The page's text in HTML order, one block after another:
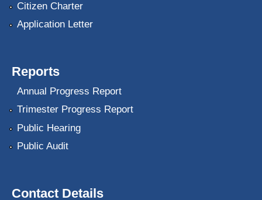
Citizen Charter
Application Letter
Reports
Annual Progress Report
Trimester Progress Report
Public Hearing
Public Audit
Contact Details